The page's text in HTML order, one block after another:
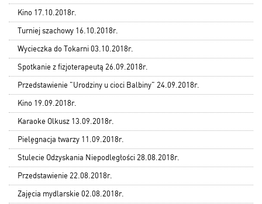
Kino 17.10.2018r.
Turniej szachowy 16.10.2018r.
Wycieczka do Tokarni 03.10.2018r.
Spotkanie z fizjoterapeutą 26.09.2018r.
Przedstawienie "Urodziny u cioci Balbiny" 24.09.2018r.
Kino 19.09.2018r.
Karaoke Olkusz 13.09.2018r.
Pielęgnacja twarzy 11.09.2018r.
Stulecie Odzyskania Niepodległości 28.08.2018r.
Przedstawienie 22.08.2018r.
Zajęcia mydlarskie 02.08.2018r.